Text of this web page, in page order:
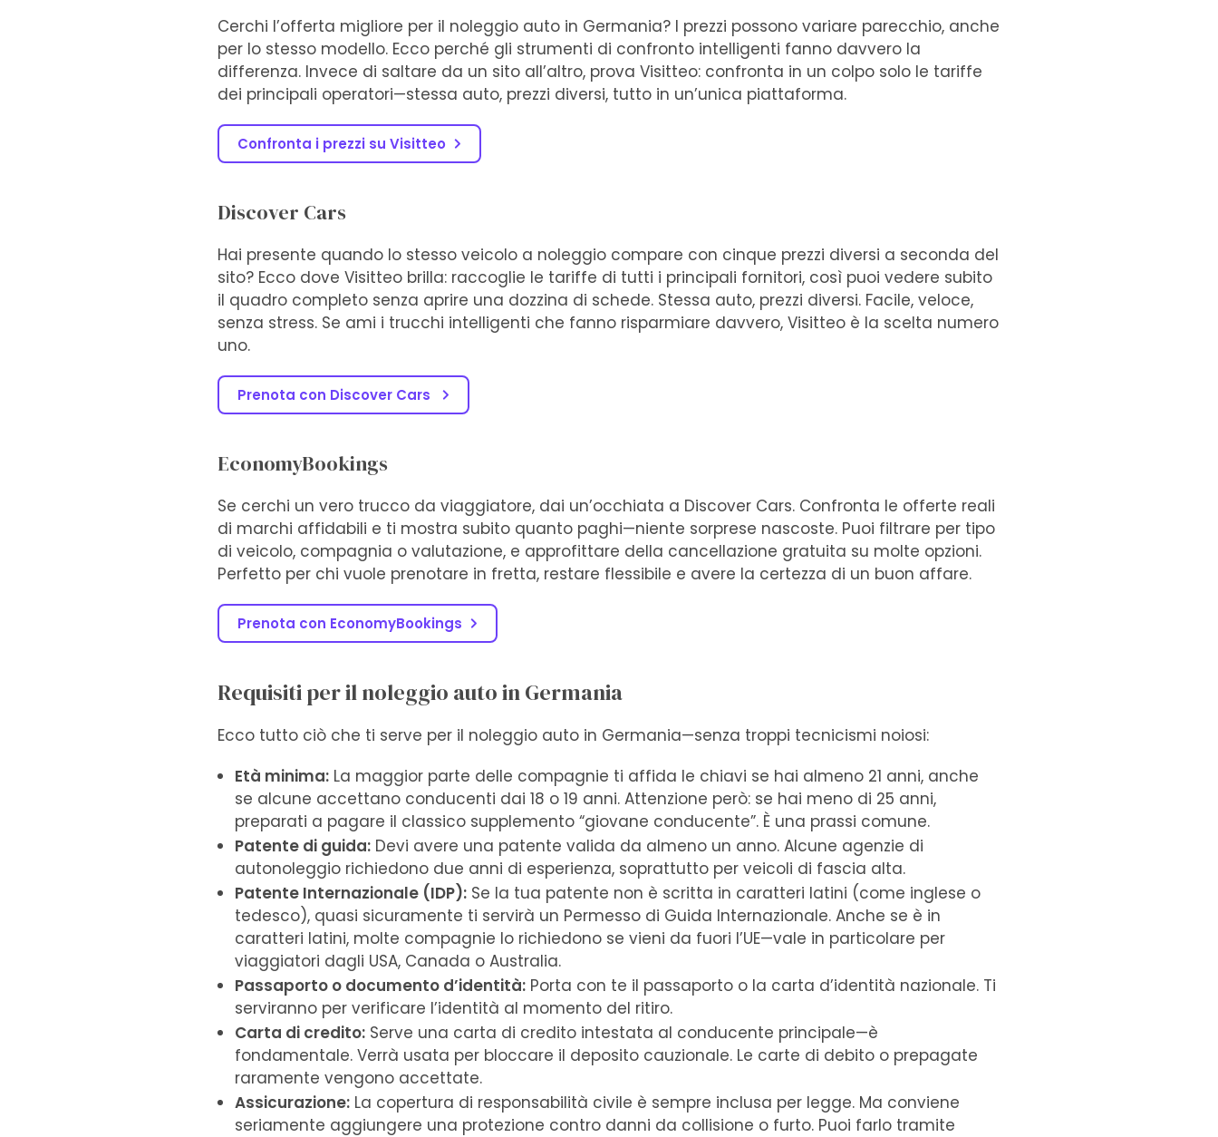
Cerchi l’offerta migliore per il noleggio auto in Germania? I prezzi possono variare parecchio, anche
per lo stesso modello. Ecco perché gli strumenti di confronto intelligenti fanno davvero la
differenza. Invece di saltare da un sito all’altro, prova Visitteo: confronta in un colpo solo le tariffe
dei principali operatori—stessa auto, prezzi diversi, tutto in un’unica piattaforma.
Confronta i prezzi su Visitteo
Discover Cars
Hai presente quando lo stesso veicolo a noleggio compare con cinque prezzi diversi a seconda del
sito? Ecco dove Visitteo brilla: raccoglie le tariffe di tutti i principali fornitori, così puoi vedere subito
il quadro completo senza aprire una dozzina di schede. Stessa auto, prezzi diversi. Facile, veloce,
senza stress. Se ami i trucchi intelligenti che fanno risparmiare davvero, Visitteo è la scelta numero
uno.
Prenota con Discover Cars
EconomyBookings
Se cerchi un vero trucco da viaggiatore, dai un’occhiata a Discover Cars. Confronta le offerte reali
di marchi affidabili e ti mostra subito quanto paghi—niente sorprese nascoste. Puoi filtrare per tipo
di veicolo, compagnia o valutazione, e approfittare della cancellazione gratuita su molte opzioni.
Perfetto per chi vuole prenotare in fretta, restare flessibile e avere la certezza di un buon affare.
Prenota con EconomyBookings
Requisiti per il noleggio auto in Germania
Ecco tutto ciò che ti serve per il noleggio auto in Germania—senza troppi tecnicismi noiosi:
Età minima: La maggior parte delle compagnie ti affida le chiavi se hai almeno 21 anni, anche
se alcune accettano conducenti dai 18 o 19 anni. Attenzione però: se hai meno di 25 anni,
preparati a pagare il classico supplemento “giovane conducente”. È una prassi comune.
Patente di guida: Devi avere una patente valida da almeno un anno. Alcune agenzie di
autonoleggio richiedono due anni di esperienza, soprattutto per veicoli di fascia alta.
Patente Internazionale (IDP): Se la tua patente non è scritta in caratteri latini (come inglese o
tedesco), quasi sicuramente ti servirà un Permesso di Guida Internazionale. Anche se è in
caratteri latini, molte compagnie lo richiedono se vieni da fuori l’UE—vale in particolare per
viaggiatori dagli USA, Canada o Australia.
Passaporto o documento d’identità: Porta con te il passaporto o la carta d’identità nazionale. Ti
serviranno per verificare l’identità al momento del ritiro.
Carta di credito: Serve una carta di credito intestata al conducente principale—è
fondamentale. Verrà usata per bloccare il deposito cauzionale. Le carte di debito o prepagate
raramente vengono accettate.
Assicurazione: La copertura di responsabilità civile è sempre inclusa per legge. Ma conviene
seriamente aggiungere una protezione contro danni da collisione o furto. Puoi farlo tramite